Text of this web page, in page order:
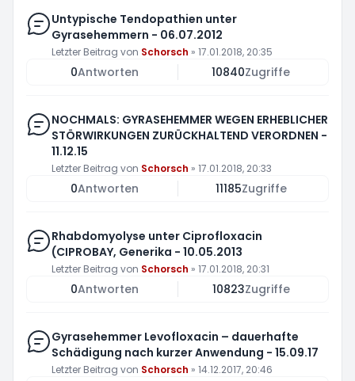
Untypische Tendopathien unter
Gyrasehemmern - 06.07.2012
Letzter Beitrag von Schorsch » 17.01.2018, 20:35
0Antworten 10840Zugriffe
NOCHMALS: GYRASEHEMMER WEGEN ERHEBLICHER
STÖRWIRKUNGEN ZURÜCKHALTEND VERORDNEN -
11.12.15
Letzter Beitrag von Schorsch » 17.01.2018, 20:33
0Antworten 11185Zugriffe
Rhabdomyolyse unter Ciprofloxacin
(CIPROBAY, Generika - 10.05.2013
Letzter Beitrag von Schorsch » 17.01.2018, 20:31
0Antworten 10823Zugriffe
Gyrasehemmer Levofloxacin – dauerhafte
Schädigung nach kurzer Anwendung - 15.09.17
Letzter Beitrag von Schorsch » 14.12.2017, 20:46